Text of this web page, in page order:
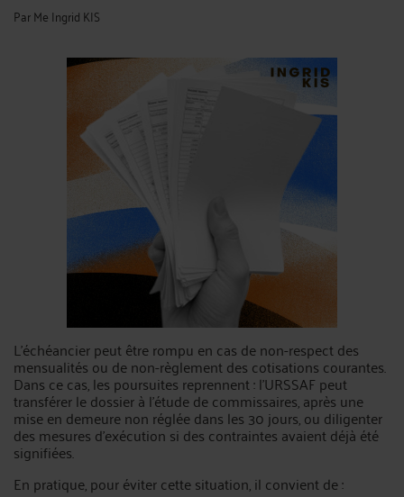
ParMe Ingrid KIS
L’échéancier peut être rompu en cas de non-respect des
mensualités ou de non-règlement des cotisations courantes.
Dans ce cas, les poursuites reprennent : l’URSSAF peut
transférer le dossier à l’étude de commissaires, après une
mise en demeure non réglée dans les 30 jours, ou diligenter
des mesures d’exécution si des contraintes avaient déjà été
signifiées.
En pratique, pour éviter cette situation, il convient de :